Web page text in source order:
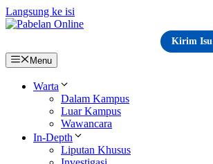
Langsung ke isi
Kirim Isu
Menu
Warta
Dalam Kampus
Luar Kampus
Wawancara
In-Depth
Liputan Khusus